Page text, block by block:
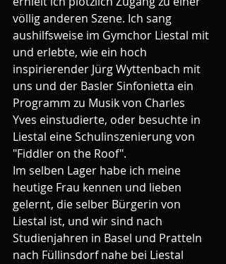
völlig anderen Szene. Ich sang
aushilfsweise im Gymchor Liestal mit
und erlebte, wie ein hoch
inspirierender Jürg Wyttenbach mit
uns und der Basler Sinfonietta ein
Programm zu Musik von Charles
Yves einstudierte, oder besuchte in
Liestal eine Schulinszenierung von
"Fiddler on the Roof".
Im selben Lager habe ich meine
heutige Frau kennen und lieben
gelernt, die selber Bürgerin von
Liestal ist, und wir sind nach
Studienjahren in Basel und Pratteln
nach Füllinsdorf nahe bei Liestal